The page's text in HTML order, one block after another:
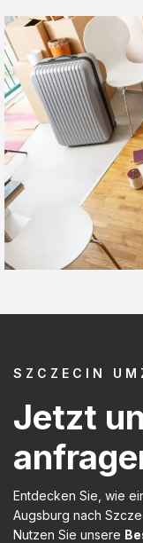
SZCZECIN
Jetzt
Entdecken Sie, wie
Augsburg nach
Nutzen Sie unsere